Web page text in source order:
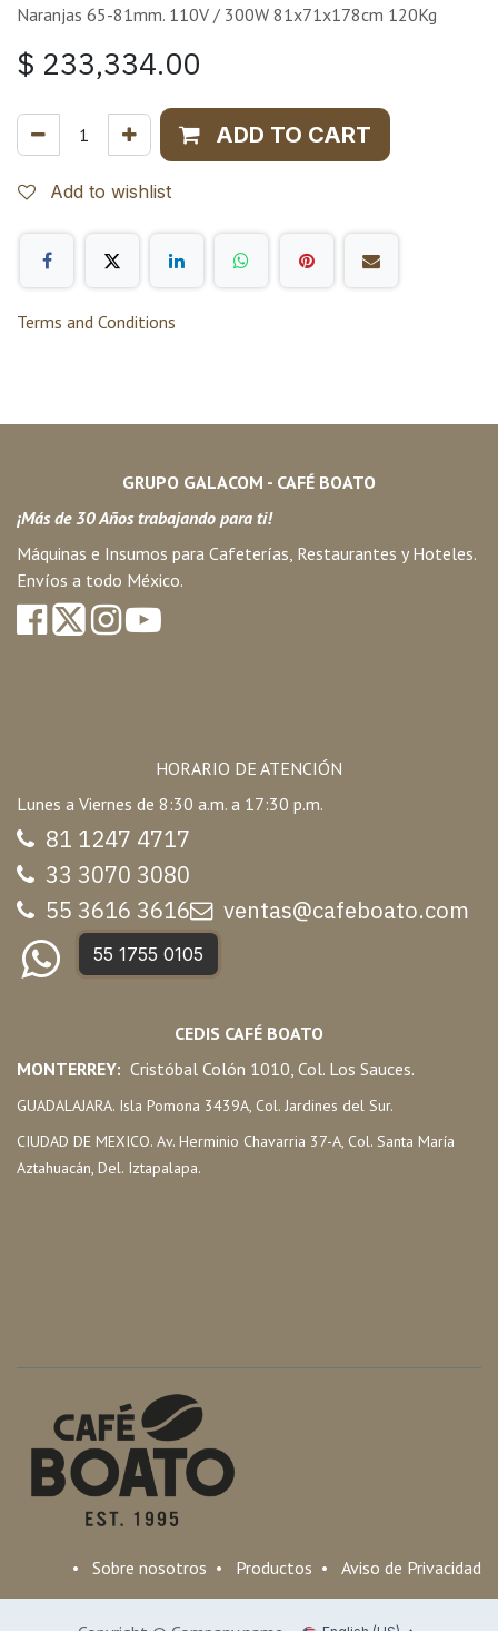
Naranjas 65-81mm. 110V / 300W 81x71x178cm 120Kg
$ 233,334.00
ADD TO CART
Add to wishlist
Terms and Conditions
GRUPO GALACOM - CAFÉ BOATO
¡Más de 30 Años trabajando para ti!
Máquinas e Insumos para Cafeterías, Restaurantes y Hoteles.
Envíos a todo México.
HORARIO DE ATENCIÓN
Lunes a Viernes de 8:30 a.m. a 17:30 p.m.
81 1247 4717
33 3070 3080
55 3616 3616
ventas@cafeboato.com
55 1755 0105
CEDIS CAFÉ BOATO
MONTERREY: Cristóbal Colón 1010, Col. Los Sauces.
GUADALAJARA. Isla Pomona 3439A, Col. Jardines del Sur.
CIUDAD DE MEXICO. Av. Herminio Chavarria 37-A, Col. Santa María
Aztahuacán, Del. Iztapalapa.
• Sobre nosotros • Productos • Aviso de Privacidad